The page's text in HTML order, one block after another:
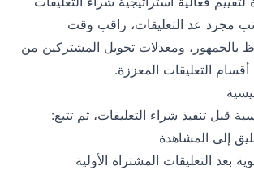
مجرد عد التعليقات، راقب وقت
بالجمهور، ومعدلات تحويل المشتركين من
التعليقات المعززة.
قبل تنفيذ شراء التعليقات، ثم تتبع:
إلى المشاهدة
بعد التعليقات المشتراة الأولية